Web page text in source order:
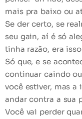
mais pra baixo ou
Se der certo, se
seu gain, aí é só
tinha razão, era
Só que, e se
continuar caindo
você estiver, mas a
andar contra a sua
Você vai perder